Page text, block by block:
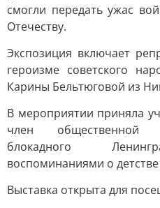
смогли передать ужас
Отечеству.
Экспозиция включает
героизме советского
Карины Бельтюговой из
В мероприятии приняла
член общественной
блокадного
воспоминаниями о
Выставка открыта для